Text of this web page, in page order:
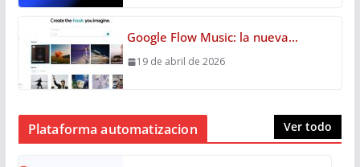
Google Flow Music: la nueva…
19 de abril de 2026
Plataforma automatizacion Ver todo